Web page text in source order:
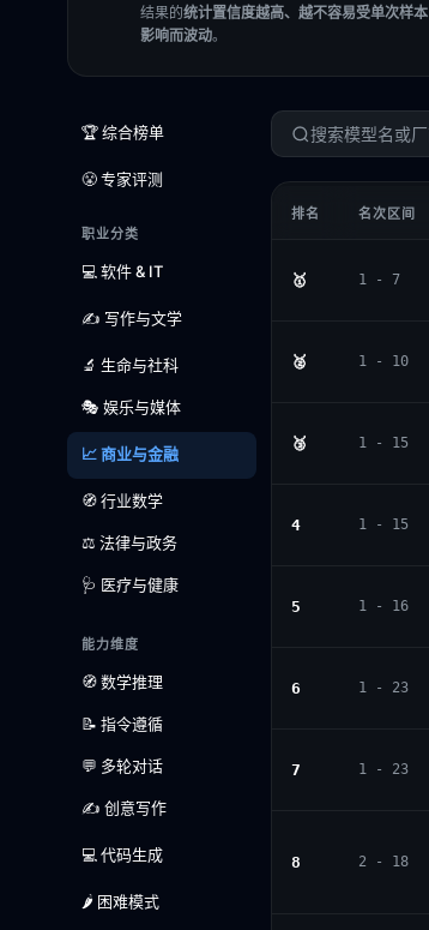
结果的统计置信度越高、越不容易受单次样本
影响而波动。
🏆 综合榜单
😤 专家评测
职业分类
💻 软件 & IT
✍️ 写作与文学
🔬 生命与社科
🎭 娱乐与媒体
📈 商业与金融
🧭 行业数学
⚖️ 法律与政务
🩺 医疗与健康
能力维度
🧭 数学推理
📝 指令遵循
💬 多轮对话
✍️ 创意写作
💻 代码生成
🌶️ 困难模式
排名 名次区间
🥇 1 - 7
🥈 1 - 10
🥉 1 - 15
4 1 - 15
5 1 - 16
6 1 - 23
7 1 - 23
8 2 - 18